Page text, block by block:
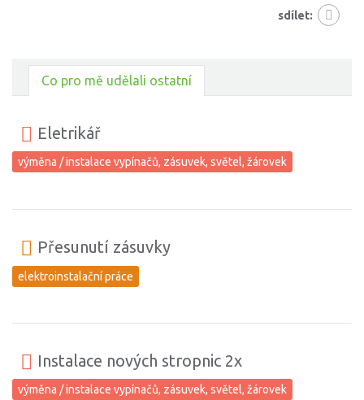
sdílet:
Co pro mě udělali ostatní
Eletrikář
výměna / instalace vypínačů, zásuvek, světel, žárovek
Přesunutí zásuvky
elektroinstalační práce
Instalace nových stropnic 2x
výměna / instalace vypínačů, zásuvek, světel, žárovek